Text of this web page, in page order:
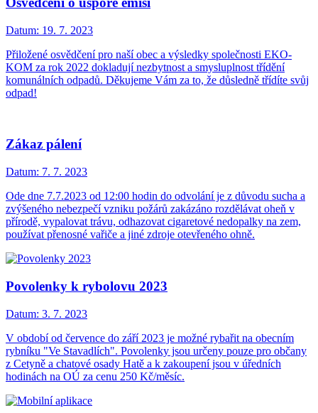
Datum: 19. 7. 2023
Přiložené osvědčení pro naší obec a výsledky společnosti EKO-
KOM za rok 2022 dokladují nezbytnost a smysluplnost třídění
komunálních odpadů. Děkujeme Vám za to, že důsledně třídíte svůj
odpad!
Zákaz pálení
Datum: 7. 7. 2023
Ode dne 7.7.2023 od 12:00 hodin do odvolání je z důvodu sucha a
zvýšeného nebezpečí vzniku požárů zakázáno rozdělávat oheň v
přírodě, vypalovat trávu, odhazovat cigaretové nedopalky na zem,
používat přenosné vařiče a jiné zdroje otevřeného ohně.
Povolenky k rybolovu 2023
Datum: 3. 7. 2023
V období od července do září 2023 je možné rybařit na obecním
rybníku "Ve Stavadlích". Povolenky jsou určeny pouze pro občany
z Cetyně a chatové osady Hatě a k zakoupení jsou v úředních
hodinách na OÚ za cenu 250 Kč/měsíc.